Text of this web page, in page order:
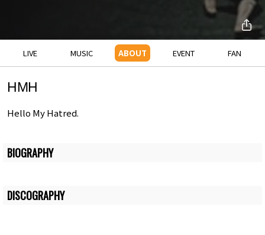
LIVE MUSIC ABOUT EVENT FAN
HMH
Hello My Hatred.
BIOGRAPHY
DISCOGRAPHY